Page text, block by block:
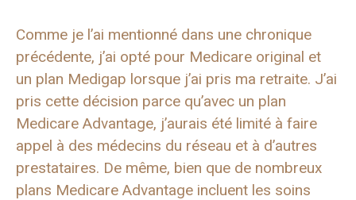
Comme je l’ai mentionné dans une chronique
précédente, j’ai opté pour Medicare original et
un plan Medigap lorsque j’ai pris ma retraite. J’ai
pris cette décision parce qu’avec un plan
Medicare Advantage, j’aurais été limité à faire
appel à des médecins du réseau et à d’autres
prestataires. De même, bien que de nombreux
plans Medicare Advantage incluent les soins